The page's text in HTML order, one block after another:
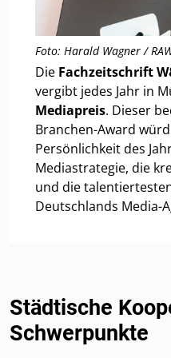
Foto: Harald Wagner /
Die Fachzeitschrift
vergibt jedes Jahr in
Mediapreis. Dieser
Branchen-Award
Persönlichkeit des
Mediastrategie, die
und die
Deutschlands Media-
Städtische
Schwerpunkte